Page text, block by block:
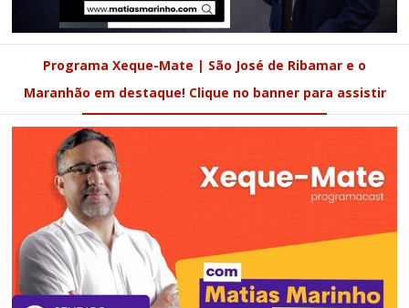
Programa Xeque-Mate | São José de Ribamar e o
Maranhão em destaque! Clique no banner para assistir